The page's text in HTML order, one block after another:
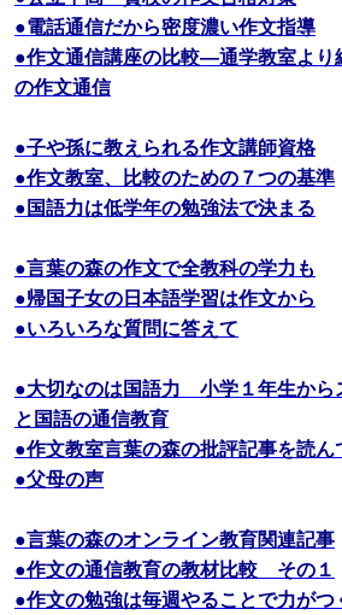
●電話通信だから密度濃い作文指導
●作文通信講座の比較―通学教室より
の作文通信
●子や孫に教えられる作文講師資格
●作文教室、比較のための７つの基準
●国語力は低学年の勉強法で決まる
●言葉の森の作文で全教科の学力も
●帰国子女の日本語学習は作文から
●いろいろな質問に答えて
●大切なのは国語力 小学１年生から
と国語の通信教育
●作文教室言葉の森の批評記事を読ん
●父母の声
●言葉の森のオンライン教育関連記事
●作文の通信教育の教材比較 その１
●作文の勉強は毎週やることで力がつ